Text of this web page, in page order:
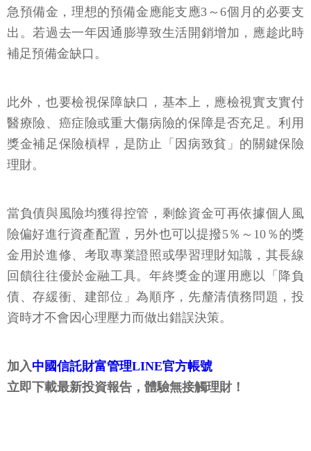
急預備金，理想的預備金應能支應3～6個月的必要支
出。若過去一年因通膨導致生活開銷增加，應趁此時
補足預備金缺口。
此外，也要檢視保障缺口，基本上，應檢視實支實付
醫療險、癌症險或重大傷病險的保障是否充足。利用
獎金補足保險槓桿，是防止「因病致貧」的關鍵保險
理財。
當負債與風險均獲得控管，剩餘資金可再依據個人風
險偏好進行資產配置，另外也可以提撥5％～10％的獎
金用於進修、考取專業證照或學習理財知識，其長線
回饋往往優於金融工具。年終獎金的運用應以「降負
債、存緩衝、建部位」為順序，先釐清債務問題，投
資時才不會因心理壓力而做出錯誤決策。
加入中國信託財富管理LINE官方帳號
立即下載最新投資報告，體驗無接觸理財！